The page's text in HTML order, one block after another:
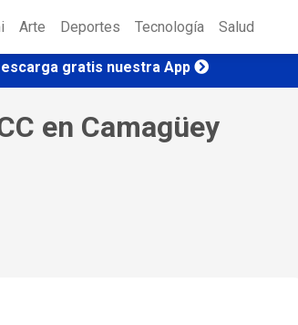
Arte Deportes Tecnología Salud
gratis nuestra App
en Camagüey